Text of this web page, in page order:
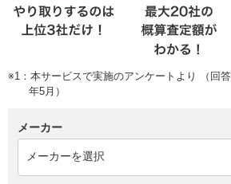
※1：本サービスで実施のアンケートより （回
年5月）
メーカー